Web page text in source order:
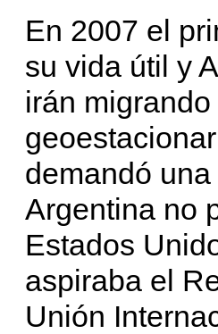
En 2007 el
su vida útil y
irán
demandó
Argentina no
Estados
aspiraba el
Unión